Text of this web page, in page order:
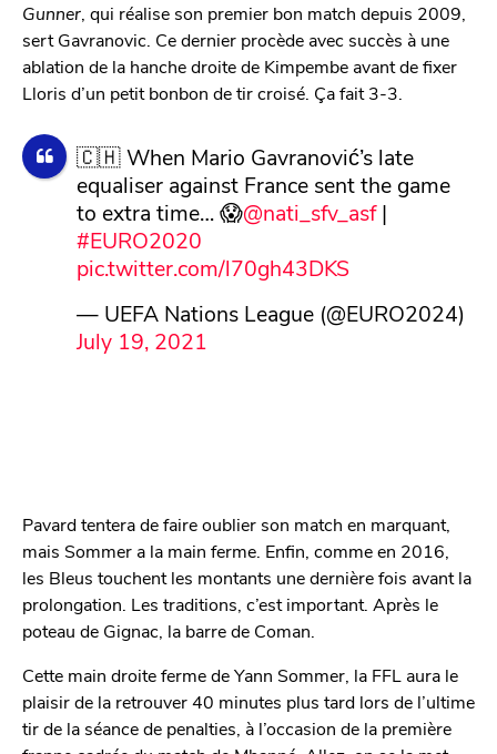
Gunner , qui réalise son premier bon match depuis 2009,
sert Gavranovic. Ce dernier procède avec succès à une
ablation de la hanche droite de Kimpembe avant de fixer
Lloris d’un petit bonbon de tir croisé. Ça fait 3-3.
🇨🇭 When Mario Gavranović’s late
equaliser against France sent the game
to extra time… 😱@nati_sfv_asf|
#EURO2020
pic.twitter.com/l70gh43DKS
— UEFA Nations League (@EURO2024)
July 19, 2021
Pavard tentera de faire oublier son match en marquant,
mais Sommer a la main ferme. Enfin, comme en 2016,
les Bleus touchent les montants une dernière fois avant la
prolongation. Les traditions, c’est important. Après le
poteau de Gignac, la barre de Coman.
Cette main droite ferme de Yann Sommer, la FFL aura le
plaisir de la retrouver 40 minutes plus tard lors de l’ultime
tir de la séance de penalties, à l’occasion de la première